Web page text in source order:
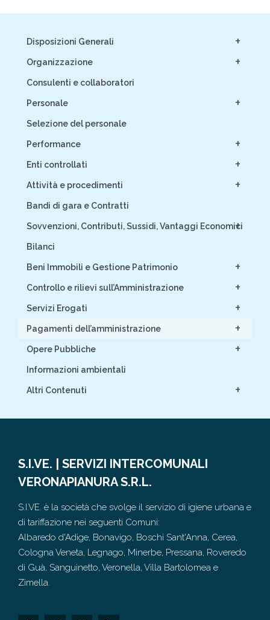
+
Disposizioni Generali
+
Organizzazione
Consulenti e collaboratori
+
Personale
Selezione del personale
+
Performance
+
Enti controllati
+
Attività e procedimenti
Bandi di gara e Contratti
+
Sovvenzioni, Contributi, Sussidi, Vantaggi Economici
Bilanci
+
Beni Immobili e Gestione Patrimonio
+
Controllo e rilievi sull’Amministrazione
+
Servizi Erogati
+
Pagamenti dell’amministrazione
+
Opere Pubbliche
Informazioni ambientali
+
Altri Contenuti
S.I.VE. | SERVIZI INTERCOMUNALI
VERONAPIANURA S.R.L.
S.I.VE. è la società che svolge il servizio di igiene urbana e
di tariffazione nei seguenti Comuni:
Albaredo d'Adige, Bonavigo, Boschi Sant'Anna, Cerea,
Cologna Veneta, Legnago, Minerbe, Pressana, Roveredo
di Guà, Sanguinetto, Veronella, Villa Bartolomea e
Zimella.